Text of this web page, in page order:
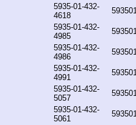
5935-01-432-
4618
5935-01-432-
4985
5935-01-432-
4986
5935-01-432-
4991
5935-01-432-
5057
5935-01-432-
5061